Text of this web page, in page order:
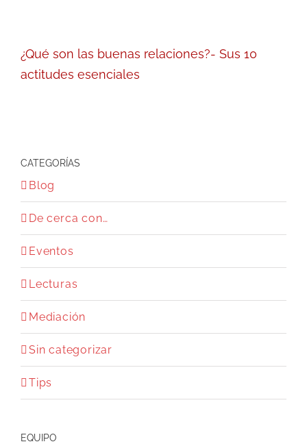
¿Qué son las buenas relaciones?- Sus 10
actitudes esenciales
CATEGORÍAS
Blog
De cerca con…
Eventos
Lecturas
Mediación
Sin categorizar
Tips
EQUIPO